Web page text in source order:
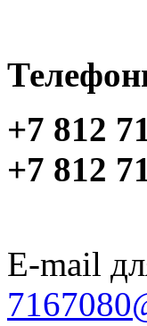
+7 812
+7 812
E-mail